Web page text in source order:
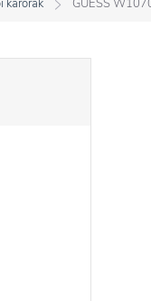
karórák GUESS